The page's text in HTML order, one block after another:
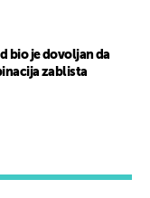
bio je dovoljan da
zablista